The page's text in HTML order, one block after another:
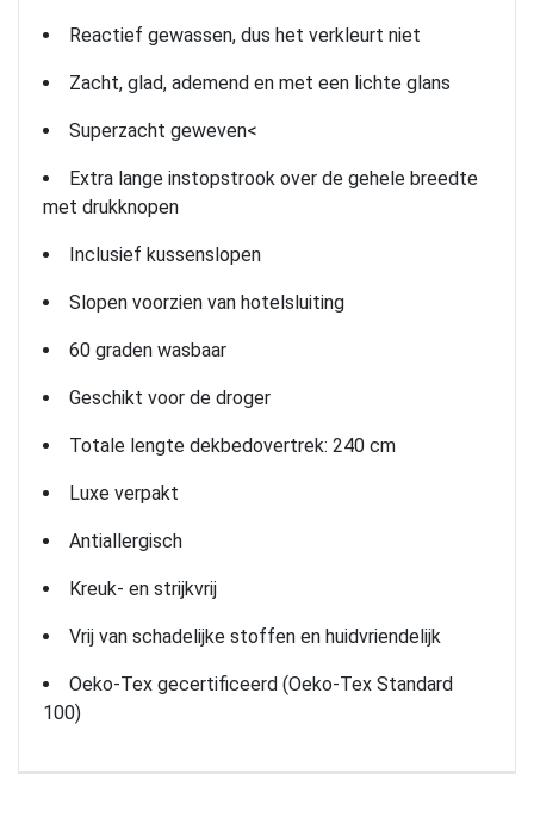
Reactief gewassen, dus het verkleurt niet
Zacht, glad, ademend en met een lichte glans
Superzacht geweven<
Extra lange instopstrook over de gehele breedte
met drukknopen
Inclusief kussenslopen
Slopen voorzien van hotelsluiting
60 graden wasbaar
Geschikt voor de droger
Totale lengte dekbedovertrek: 240 cm
Luxe verpakt
Antiallergisch
Kreuk- en strijkvrij
Vrij van schadelijke stoffen en huidvriendelijk
Oeko-Tex gecertificeerd (Oeko-Tex Standard
100)